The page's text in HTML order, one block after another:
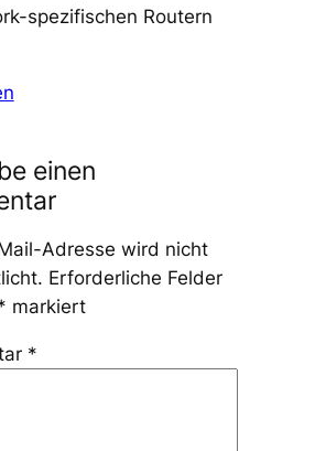
spezifischen Routern
einen
Adresse wird nicht
Erforderliche Felder
markiert
*